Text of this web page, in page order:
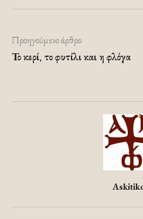
Προηγούμενο άρθρο
Το κερί, το φυτίλι και η φλόγα